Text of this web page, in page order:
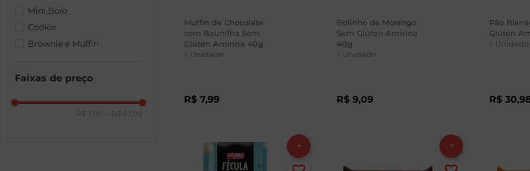
Mini Bolo
Cookie
Brownie e Muffin
Faixas de preço
R$ 7,00 R$ 67,00
Muffin de Chocolate
com Baunilha Sem
Glúten Aminna 40g
1 Unidade
R$ 7,99
Bolinho de Morango
Sem Glúten Aminna
40g
1 Unidade
R$ 9,09
Pão
Glúten
1 Unidade
R$ 30,